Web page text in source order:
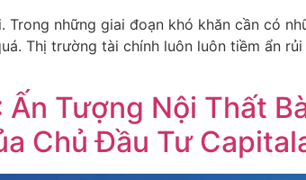
những giai đoạn khó khăn cần có
Thị trường tài chính luôn luôn tiềm ẩn
Tượng Nội Thất
Chủ Đầu Tư